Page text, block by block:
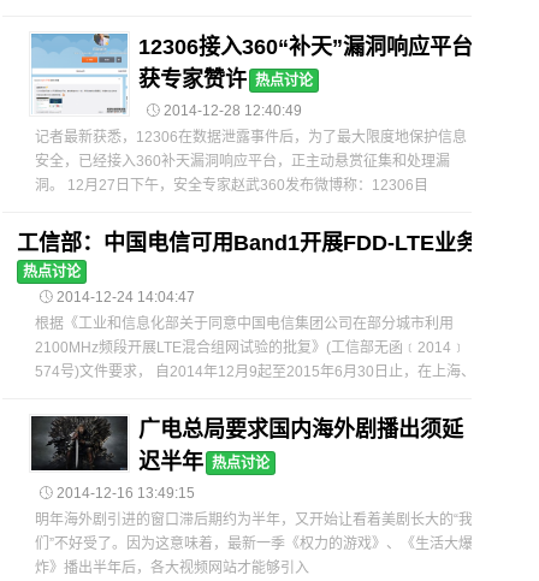
12306接入360“补天”漏洞响应平台
获专家赞许 热点讨论
 2014-12-28 12:40:49
记者最新获悉，12306在数据泄露事件后，为了最大限度地保护信息
安全，已经接入360补天漏洞响应平台，正主动悬赏征集和处理漏
洞。 12月27日下午，安全专家赵武360发布微博称：12306目
工信部：中国电信可用Band1开展FDD-LTE业务
热点讨论
 2014-12-24 14:04:47
根据《工业和信息化部关于同意中国电信集团公司在部分城市利用
2100MHz频段开展LTE混合组网试验的批复》(工信部无函﹝2014﹞
574号)文件要求， 自2014年12月9起至2015年6月30日止，在上海、
广电总局要求国内海外剧播出须延
迟半年 热点讨论
 2014-12-16 13:49:15
明年海外剧引进的窗口滞后期约为半年，又开始让看着美剧长大的“我
们”不好受了。因为这意味着，最新一季《权力的游戏》、《生活大爆
炸》播出半年后，各大视频网站才能够引入